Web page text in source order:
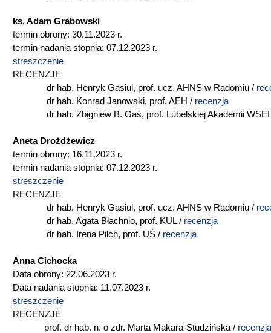
ks. Adam Grabowski
termin obrony: 30.11.2023 r.
termin nadania stopnia: 07.12.2023 r.
streszczenie
RECENZJE
dr hab. Henryk Gasiul, prof. ucz. AHNS w Radomiu /
dr hab. Konrad Janowski, prof. AEH / recenzja
dr hab. Zbigniew B. Gaś, prof. Lubelskiej Akademii
Aneta Drożdżewicz
termin obrony: 16.11.2023 r.
termin nadania stopnia: 07.12.2023 r.
streszczenie
RECENZJE
dr hab. Henryk Gasiul, prof. ucz. AHNS w Radomiu /
dr hab. Agata Błachnio, prof. KUL / recenzja
dr hab. Irena Pilch, prof. UŚ / recenzja
Anna Cichocka
Data obrony: 22.06.2023 r.
Data nadania stopnia: 11.07.2023 r.
streszczenie
RECENZJE
prof. dr hab. n. o zdr. Marta Makara-Studzińska / recenzja